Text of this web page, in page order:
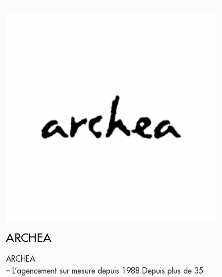
ARCHEA
ARCHEA
– L’agencement sur mesure depuis 1988 Depuis plus de 35